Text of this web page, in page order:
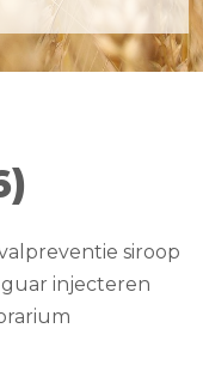
siroop
injecteren